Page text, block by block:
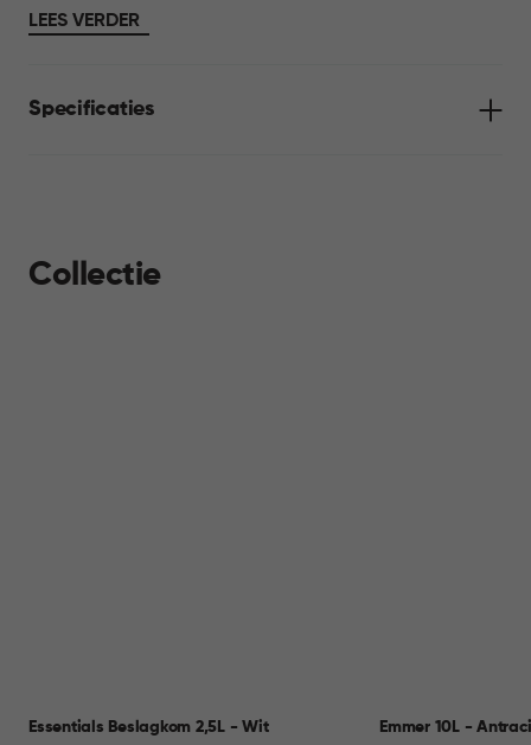
handgreep zorgt voor prettig draagcomfort. Aan de
binnenzijde zit een duidelijke maatverdeling, handig voor het
gebruik.
LEES VERDER
Specificaties
Collectie
Essentials Beslagkom 2,5L - Wit Emmer 10L -